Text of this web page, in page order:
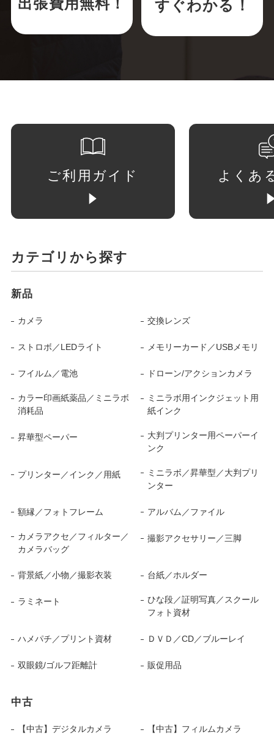
出張費用無料！ すぐわかる！
ご利用ガイド よくあ
カテゴリから探す
新品
カメラ 交換レンズ
ストロボ／LEDライト メモリーカード／USBメモリ
フイルム／電池 ドローン/アクションカメラ
カラー印画紙薬品／ミニラボ
消耗品
ミニラボ用インクジェット用
紙インク
昇華型ペーパー
大判プリンター用ペーパーイ
ンク
プリンター／インク／用紙
ミニラボ／昇華型／大判プリ
ンター
額縁／フォトフレーム アルバム／ファイル
カメラアクセ／フィルター／
カメラバッグ
撮影アクセサリー／三脚
背景紙／小物／撮影衣装 台紙／ホルダー
ラミネート
ひな段／証明写真／スクール
フォト資材
ハメパチ／プリント資材 ＤＶＤ／CD／ブルーレイ
双眼鏡/ゴルフ距離計 販促用品
中古
【中古】デジタルカメラ 【中古】フィルムカメラ